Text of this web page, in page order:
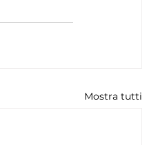
Mostra tutti